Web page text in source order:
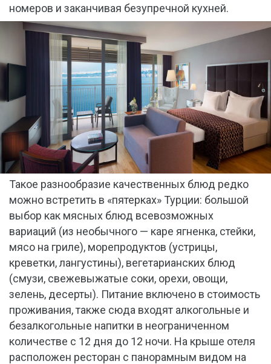
номеров и заканчивая безупречной кухней.
Такое разнообразие качественных блюд редко
можно встретить в «пятерках» Турции: большой
выбор как мясных блюд всевозможных
вариаций (из необычного — каре ягненка, стейки,
мясо на гриле), морепродуктов (устрицы,
креветки, лангустины), вегетарианских блюд
(смузи, свежевыжатые соки, орехи, овощи,
зелень, десерты). Питание включено в стоимость
проживания, также сюда входят алкогольные и
безалкогольные напитки в неограниченном
количестве с 12 дня до 12 ночи. На крыше отеля
расположен ресторан с панорамным видом на